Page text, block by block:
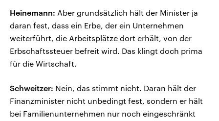
Heinemann: Aber grundsätzlich hält der Minister ja
daran fest, dass ein Erbe, der ein Unternehmen
weiterführt, die Arbeitsplätze dort erhält, von der
Erbschaftssteuer befreit wird. Das klingt doch prima
für die Wirtschaft.
Schweitzer: Nein, das stimmt nicht. Daran hält der
Finanzminister nicht unbedingt fest, sondern er hält
bei Familienunternehmen nur noch eingeschränkt